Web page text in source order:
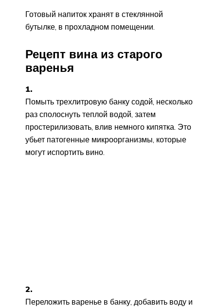
Готовый напиток хранят в стеклянной
бутылке, в прохладном помещении.
Рецепт вина из старого
варенья
1.
Помыть трехлитровую банку содой, несколько
раз сполоснуть теплой водой, затем
простерилизовать, влив немного кипятка. Это
убьет патогенные микроорганизмы, которые
могут испортить вино.
2.
Переложить варенье в банку, добавить воду и